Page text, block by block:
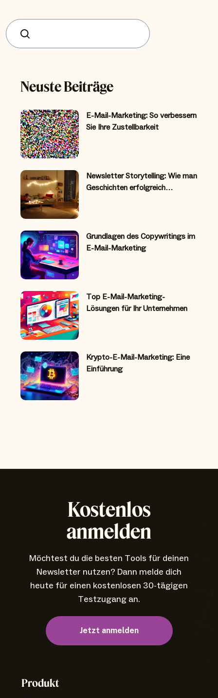
Suchen
Neuste Beiträge
E-Mail-Marketing: So verbessern
Sie Ihre Zustellbarkeit
Newsletter Storytelling: Wie man
Geschichten erfolgreich…
Grundlagen des Copywritings im
E-Mail-Marketing
Top E-Mail-Marketing-
Lösungen für Ihr Unternehmen
Krypto-E-Mail-Marketing: Eine
Einführung
Kostenlos
anmelden
Möchtest du die besten Tools für deinen
Newsletter nutzen? Dann melde dich
heute für einen kostenlosen 30-tägigen
Testzugang an.
Jetzt anmelden
Produkt